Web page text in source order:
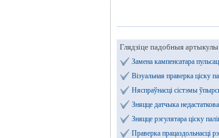
Глядзіце падобныя
Замена кампенсатара
Візуальная праверка ціску
Няспраўнасці сістэмы
Зняцце датчыка
Зняцце рэгулятара ціску
Праверка працаздольнасці